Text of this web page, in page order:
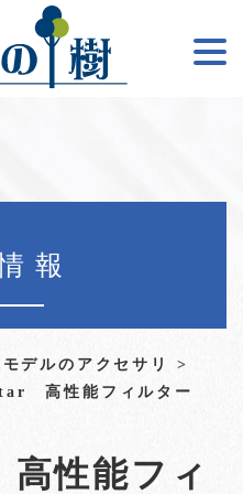
報
モデルのアクセサリ
>
高性能フィルター
性能フィ